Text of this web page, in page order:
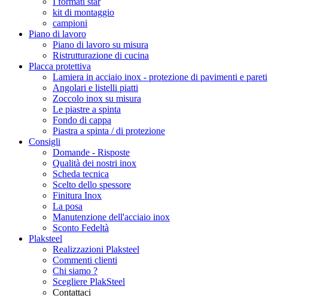
kit di montaggio
campioni
Piano di lavoro
Piano di lavoro su misura
Ristrutturazione di cucina
Placca protettiva
Lamiera in acciaio inox - protezione di pavimenti e pareti
Angolari e listelli piatti
Zoccolo inox su misura
Le piastre a spinta
Fondo di cappa
Piastra a spinta / di protezione
Consigli
Domande - Risposte
Qualità dei nostri inox
Scheda tecnica
Scelto dello spessore
Finitura Inox
La posa
Manutenzione dell'acciaio inox
Sconto Fedeltà
Plaksteel
Realizzazioni Plaksteel
Commenti clienti
Chi siamo ?
Scegliere PlakSteel
Contattaci